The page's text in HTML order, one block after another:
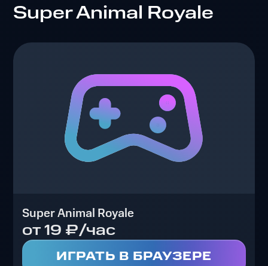
Super Animal Royale
Super Animal Royale
от 19 ₽/час
ИГРАТЬ В БРАУЗЕРЕ